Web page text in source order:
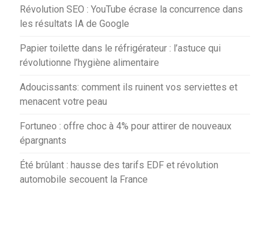
Révolution SEO : YouTube écrase la concurrence dans
les résultats IA de Google
Papier toilette dans le réfrigérateur : l’astuce qui
révolutionne l’hygiène alimentaire
Adoucissants: comment ils ruinent vos serviettes et
menacent votre peau
Fortuneo : offre choc à 4% pour attirer de nouveaux
épargnants
Été brûlant : hausse des tarifs EDF et révolution
automobile secouent la France